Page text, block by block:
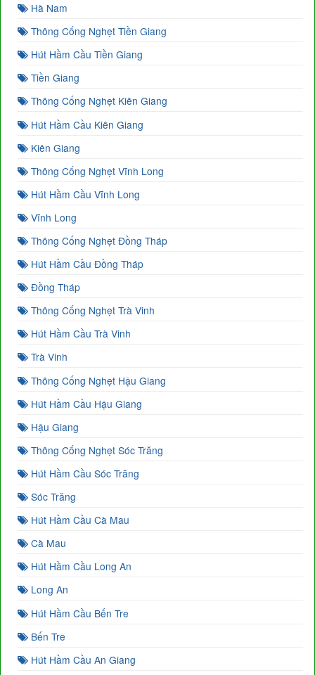
Hà Nam
Thông Cống Nghẹt Tiền Giang
Hút Hầm Cầu Tiền Giang
Tiền Giang
Thông Cống Nghẹt Kiên Giang
Hút Hầm Cầu Kiên Giang
Kiên Giang
Thông Cống Nghẹt Vĩnh Long
Hút Hầm Cầu Vĩnh Long
Vĩnh Long
Thông Cống Nghẹt Đồng Tháp
Hút Hầm Cầu Đồng Tháp
Đồng Tháp
Thông Cống Nghẹt Trà Vinh
Hút Hầm Cầu Trà Vinh
Trà Vinh
Thông Cống Nghẹt Hậu Giang
Hút Hầm Cầu Hậu Giang
Hậu Giang
Thông Cống Nghẹt Sóc Trăng
Hút Hầm Cầu Sóc Trăng
Sóc Trăng
Hút Hầm Cầu Cà Mau
Cà Mau
Hút Hầm Cầu Long An
Long An
Hút Hầm Cầu Bến Tre
Bến Tre
Hút Hầm Cầu An Giang